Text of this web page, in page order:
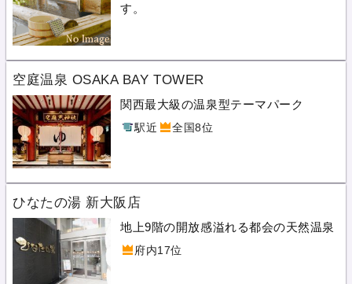
す。
空庭温泉 OSAKA BAY TOWER
関西最大級の温泉型テーマパーク
駅近 全国8位
ひなたの湯 新大阪店
地上9階の開放感溢れる都会の天然温泉
府内17位